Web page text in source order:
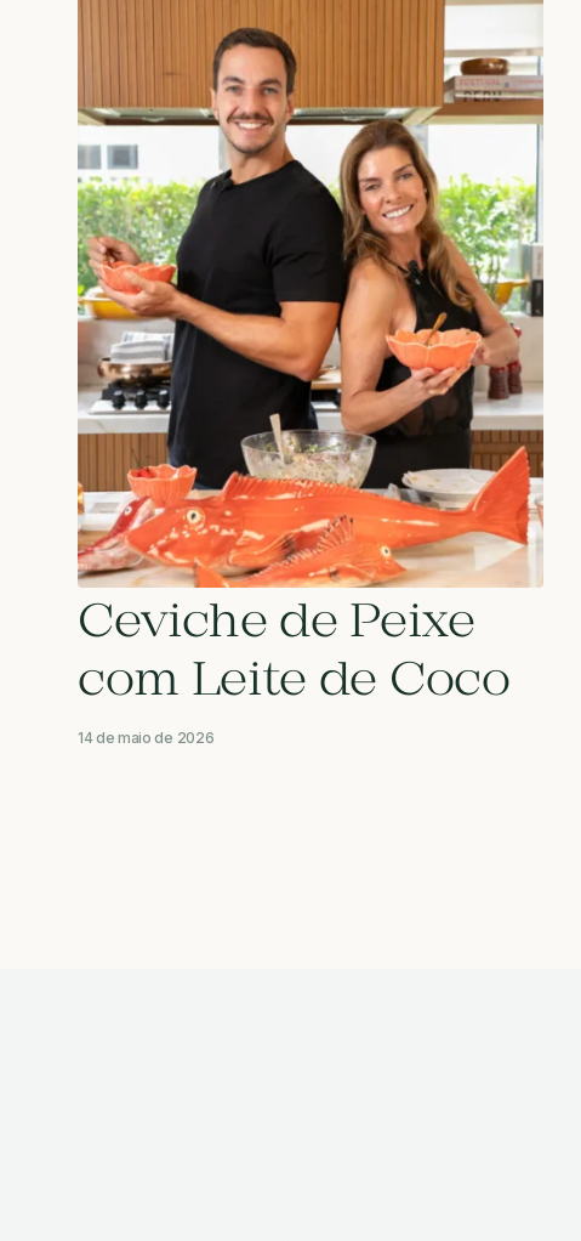
Ceviche de Peixe
com Leite de Coco
14 de maio de 2026